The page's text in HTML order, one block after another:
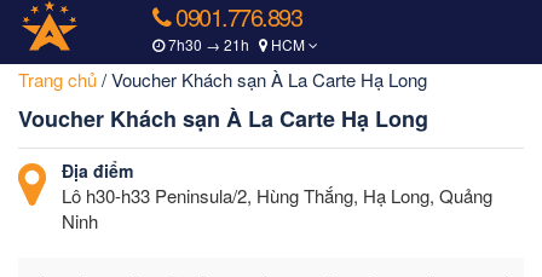
0901.776.893
7h30 → 21h HCM
Trang chủ/Voucher Khách sạn À La Carte Hạ Long
Voucher Khách sạn À La Carte Hạ Long
Địa điểm
Lô h30-h33 Peninsula/2, Hùng Thắng, Hạ Long, Quảng
Ninh